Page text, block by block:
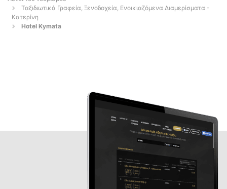
Ταξιδιωτικά Γραφεία, Ξενοδοχεία, Ενοικιαζόμενα Διαμερίσματα -
Κατερίνη
Hotel Kymata